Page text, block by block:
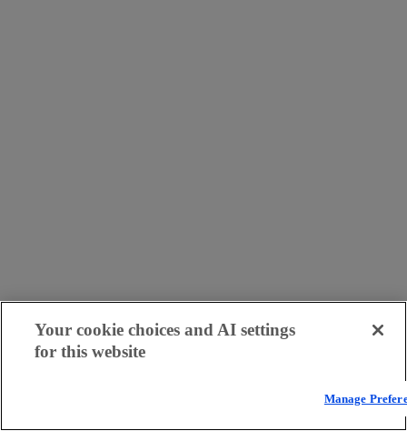
Your cookie choices and AI settings
for this website
Manage